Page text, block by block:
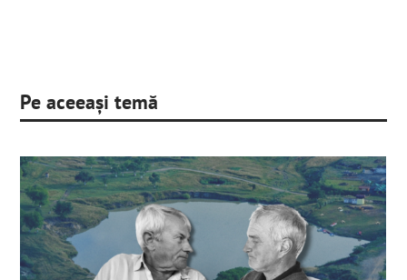
Pe aceeași temă